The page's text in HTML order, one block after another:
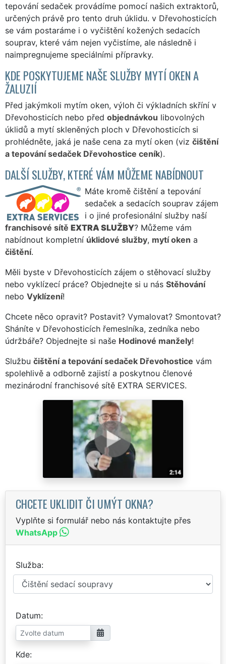
tepování sedaček provádíme pomocí našich extraktorů,
určených právě pro tento druh úklidu. v Dřevohosticích
se vám postaráme i o vyčištění kožených sedacích
souprav, které vám nejen vyčistíme, ale následně i
naimpregnujeme speciálními přípravky.
KDE POSKYTUJEME NAŠE SLUŽBY MYTÍ OKEN A
ŽALUZIÍ
Před jakýmkoli mytím oken, výloh či výkladních skříní v
Dřevohosticích nebo před objednávkou libovolných
úklidů a mytí skleněných ploch v Dřevohosticích si
prohlédněte, jaká je naše cena za mytí oken (viz čištění
a tepování sedaček Dřevohostice ceník).
DALŠÍ SLUŽBY, KTERÉ VÁM MŮŽEME NABÍDNOUT
Máte kromě čištění a tepování
sedaček a sedacích souprav zájem
i o jiné profesionální služby naší
franchisové sítě EXTRA SLUŽBY? Můžeme vám
nabídnout kompletní úklidové služby, mytí oken a
čištění.
Měli byste v Dřevohosticích zájem o stěhovací služby
nebo vyklízecí práce? Objednejte si u nás Stěhování
nebo Vyklízení!
Chcete něco opravit? Postavit? Vymalovat? Smontovat?
Sháníte v Dřevohosticích řemeslníka, zedníka nebo
údržbáře? Objednejte si naše Hodinové manžely!
Službu čištění a tepování sedaček Dřevohostice vám
spolehlivě a odborně zajistí a poskytnou členové
mezinárodní franchisové sítě EXTRA SERVICES.
CHCETE UKLIDIT ČI UMÝT OKNA?
Vyplňte si formulář nebo nás kontaktujte přes
WhatsApp
Služba
Datum
Kde